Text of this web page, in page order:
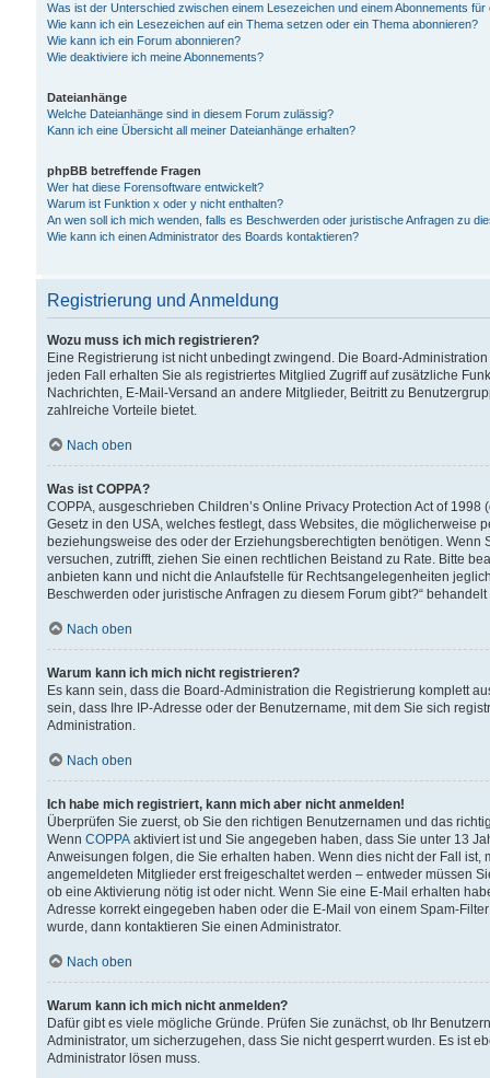
Was ist der Unterschied zwischen einem Lesezeichen und einem Abonnements
Wie kann ich ein Lesezeichen auf ein Thema setzen oder ein Thema abonnieren?
Wie kann ich ein Forum abonnieren?
Wie deaktiviere ich meine Abonnements?
Dateianhänge
Welche Dateianhänge sind in diesem Forum zulässig?
Kann ich eine Übersicht all meiner Dateianhänge erhalten?
phpBB betreffende Fragen
Wer hat diese Forensoftware entwickelt?
Warum ist Funktion x oder y nicht enthalten?
An wen soll ich mich wenden, falls es Beschwerden oder juristische Anfragen zu
Wie kann ich einen Administrator des Boards kontaktieren?
Registrierung und Anmeldung
Wozu muss ich mich registrieren?
Eine Registrierung ist nicht unbedingt zwingend. Die Board-
jeden Fall erhalten Sie als registriertes Mitglied Zugriff auf zusätzliche
Nachrichten, E-Mail-Versand an andere Mitglieder, Beitritt zu
zahlreiche Vorteile bietet.
Nach oben
Was ist COPPA?
COPPA, ausgeschrieben Children’s Online Privacy Protection Act of
Gesetz in den USA, welches festlegt, dass Websites, die
beziehungsweise des oder der Erziehungsberechtigten benötigen.
versuchen, zutrifft, ziehen Sie einen rechtlichen Beistand zu Rate. Bitte
anbieten kann und nicht die Anlaufstelle für Rechtsangelegenheiten
Beschwerden oder juristische Anfragen zu diesem Forum gibt?“
Nach oben
Warum kann ich mich nicht registrieren?
Es kann sein, dass die Board-Administration die Registrierung komplett
sein, dass Ihre IP-Adresse oder der Benutzername, mit dem Sie sich
Administration.
Nach oben
Ich habe mich registriert, kann mich aber nicht anmelden!
Überprüfen Sie zuerst, ob Sie den richtigen Benutzernamen und das
Wenn COPPA aktiviert ist und Sie angegeben haben, dass Sie unter 13
Anweisungen folgen, die Sie erhalten haben. Wenn dies nicht der Fall
angemeldeten Mitglieder erst freigeschaltet werden – entweder müssen
ob eine Aktivierung nötig ist oder nicht. Wenn Sie eine E-Mail erhalten
Adresse korrekt eingegeben haben oder die E-Mail von einem Spam-
wurde, dann kontaktieren Sie einen Administrator.
Nach oben
Warum kann ich mich nicht anmelden?
Dafür gibt es viele mögliche Gründe. Prüfen Sie zunächst, ob Ihr
Administrator, um sicherzugehen, dass Sie nicht gesperrt wurden. Es ist
Administrator lösen muss.